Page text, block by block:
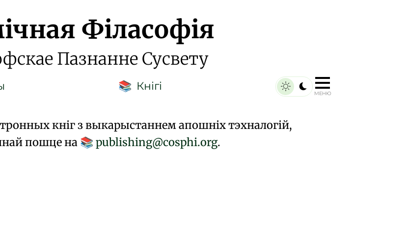
Філасофія
Пазнанне Сусвету
📚 Кнігі
МЕНЮ
кніг з выкарыстаннем апошніх тэхналогій,
пошце на 📚 publishing@cosphi.org.